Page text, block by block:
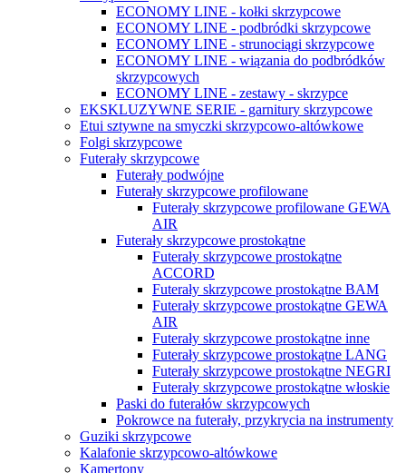
ECONOMY LINE - kołki skrzypcowe
ECONOMY LINE - podbródki skrzypcowe
ECONOMY LINE - strunociągi skrzypcowe
ECONOMY LINE - wiązania do podbródków
skrzypcowych
ECONOMY LINE - zestawy - skrzypce
EKSKLUZYWNE SERIE - garnitury skrzypcowe
Etui sztywne na smyczki skrzypcowo-altówkowe
Folgi skrzypcowe
Futerały skrzypcowe
Futerały podwójne
Futerały skrzypcowe profilowane
Futerały skrzypcowe profilowane GEWA
AIR
Futerały skrzypcowe prostokątne
Futerały skrzypcowe prostokątne
ACCORD
Futerały skrzypcowe prostokątne BAM
Futerały skrzypcowe prostokątne GEWA
AIR
Futerały skrzypcowe prostokątne inne
Futerały skrzypcowe prostokątne LANG
Futerały skrzypcowe prostokątne NEGRI
Futerały skrzypcowe prostokątne włoskie
Paski do futerałów skrzypcowych
Pokrowce na futerały, przykrycia na instrumenty
Guziki skrzypcowe
Kalafonie skrzypcowo-altówkowe
Kamertony